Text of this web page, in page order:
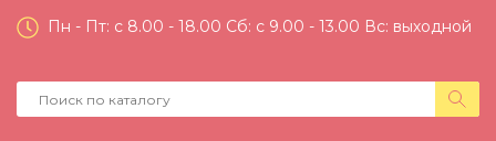
Пн - Пт: c 8.00 - 18.00 Сб: c 9.00 - 13.00 Вс: выходной